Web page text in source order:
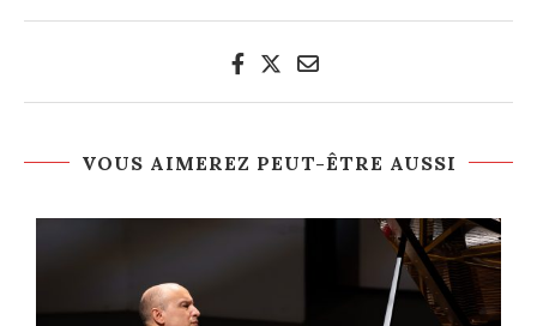
VOUS AIMEREZ PEUT-ÊTRE AUSSI